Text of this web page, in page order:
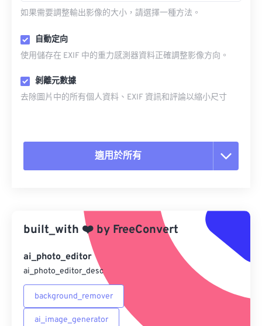
如果需要調整輸出影像的大小，請選擇一種方法。
自動定向
使用儲存在 EXIF 中的重力感測器資料正確調整影像方向。
剝離元數據
去除圖片中的所有個人資料、EXIF 資訊和評論以縮小尺寸
適用於所有
另存為預設
built_with ❤️ by FreeConvert
ai_photo_editor
ai_photo_editor_desc
background_remover
ai_image_generator